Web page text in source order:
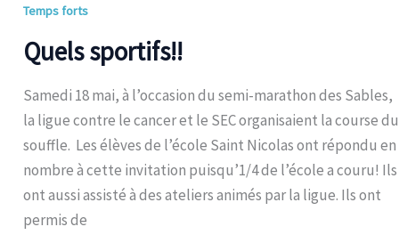
Temps forts
Quels sportifs!!
Samedi 18 mai, à l’occasion du semi-marathon des Sables,
la ligue contre le cancer et le SEC organisaient la course du
souffle. Les élèves de l’école Saint Nicolas ont répondu en
nombre à cette invitation puisqu’1/4 de l’école a couru! Ils
ont aussi assisté à des ateliers animés par la ligue. Ils ont
permis de